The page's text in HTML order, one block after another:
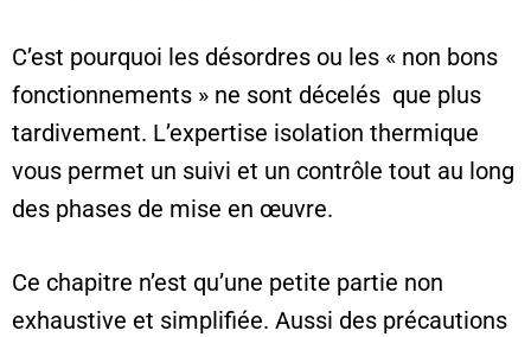
C’est pourquoi les désordres ou les « non bons
fonctionnements » ne sont décelés que plus
tardivement. L’expertise isolation thermique
vous permet un suivi et un contrôle tout au long
des phases de mise en œuvre.
Ce chapitre n’est qu’une petite partie non
exhaustive et simplifiée. Aussi des précautions